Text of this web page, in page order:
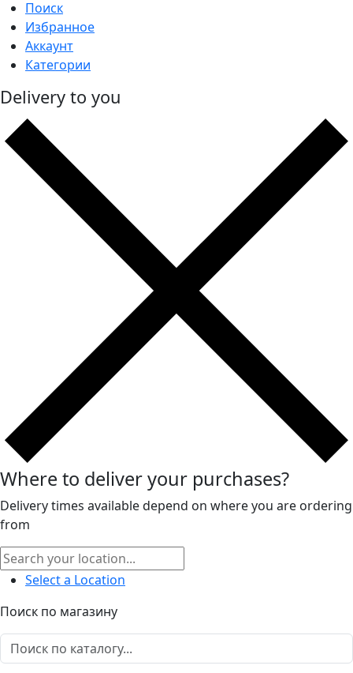
Поиск
Избранное
Аккаунт
Категории
Delivery to you
Where to deliver your purchases?
Delivery times available depend on where you are ordering
from
Select a Location
Поиск по магазину